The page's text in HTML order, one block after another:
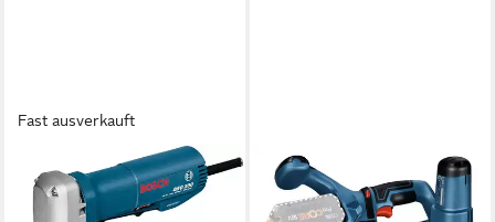
Fast ausverkauft
BOSCH PROFESSIONAL
Stichsäge Bosch Professional
Schaumstoffsäge GSG 300
BOSCH PROFESSIONAL
Akku-Bandsäge GCB 18V-63
289,98 € UVP 358,19 €